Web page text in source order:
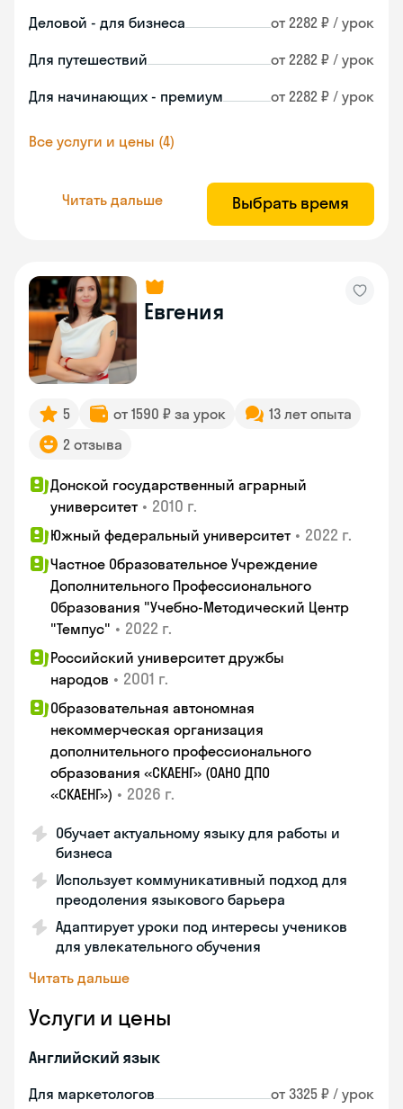
Деловой - для бизнеса от 2282 ₽ / урок
Для путешествий от 2282 ₽ / урок
Для начинающих - премиум от 2282 ₽ / урок
Все услуги и цены (4)
Читать дальше Выбрать время
Евгения
5 от 1590 ₽ за урок
13 лет опыта
2 отзыва
Донской государственный аграрный
университет • 2010 г.
Южный федеральный университет • 2022 г.
Частное Образовательное Учреждение
Дополнительного Профессионального
Образования "Учебно-Методический Центр
"Темпус" • 2022 г.
Российский университет дружбы
народов • 2001 г.
Образовательная автономная
некоммерческая организация
дополнительного профессионального
образования «СКАЕНГ» (ОАНО ДПО
«СКАЕНГ») • 2026 г.
Обучает актуальному языку для работы и
бизнеса
Использует коммуникативный подход для
преодоления языкового барьера
Адаптирует уроки под интересы учеников
для увлекательного обучения
Читать дальше
Услуги и цены
Английский язык
Для маркетологов от 3325 ₽ / урок